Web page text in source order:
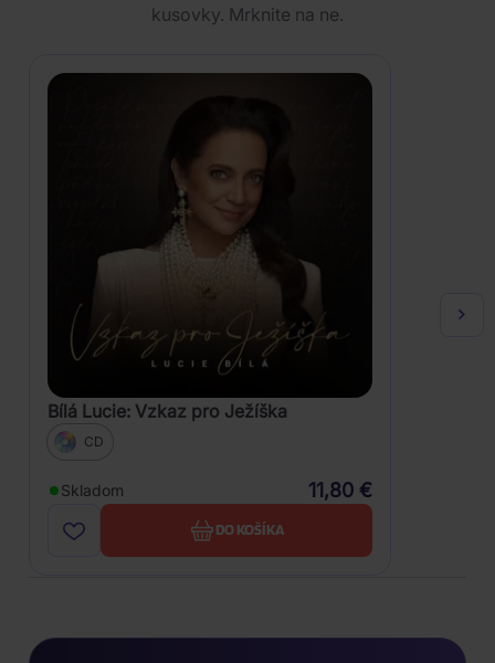
kusovky. Mrknite na ne.
Bílá Lucie: Vzkaz pro Ježíška
CD
Skladom 11,80 €
DO KOŠÍKA